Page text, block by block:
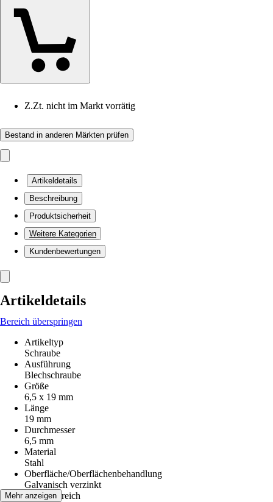
Z.Zt. nicht im Markt vorrätig
Bestand in anderen Märkten prüfen
Artikeldetails
Beschreibung
Produktsicherheit
Weitere Kategorien
Kundenbewertungen
Artikeldetails
Bereich überspringen
Artikeltyp
Schraube
Ausführung
Blechschraube
Größe
6,5 x 19 mm
Länge
19 mm
Durchmesser
6,5 mm
Material
Stahl
Oberfläche/Oberflächenbehandlung
Galvanisch verzinkt
Einsatzbereich
Mehr anzeigen